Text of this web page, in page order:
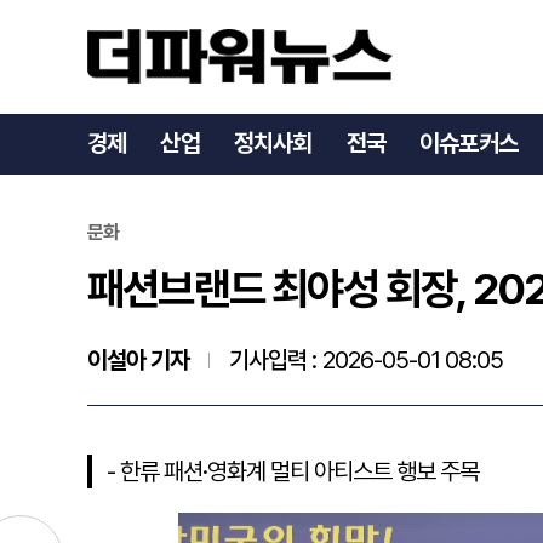
경제 산업 정치사회 전국 이슈포커스
패션브랜드 최야성 회장
문화
패션브랜드 최야성 회장,
이설아 기자 기사입력 : 2026-05-01 08:05
- 한류 패션·영화계 멀티 아티스트 행보 주목